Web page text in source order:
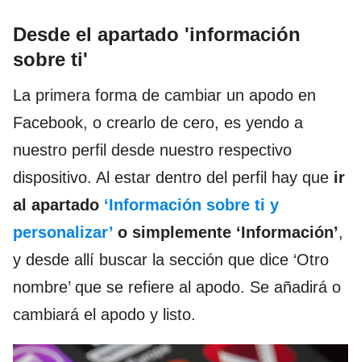
Desde el apartado 'información
sobre ti'
La primera forma de cambiar un apodo en
Facebook, o crearlo de cero, es yendo a
nuestro perfil desde nuestro respectivo
dispositivo. Al estar dentro del perfil hay que ir
al apartado ‘Información sobre ti y
personalizar’ o simplemente ‘Información’,
y desde allí buscar la sección que dice ‘Otro
nombre’ que se refiere al apodo. Se añadirá o
cambiará el apodo y listo.